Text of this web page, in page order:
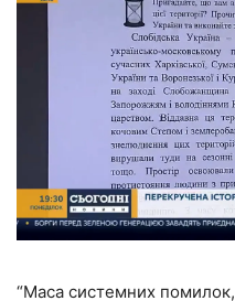
“Маса системних